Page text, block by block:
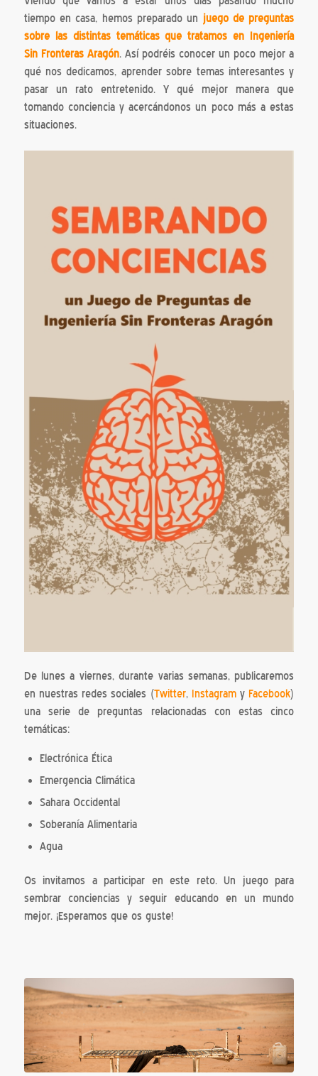
tiempo en casa, hemos preparado un juego de preguntas
sobre las distintas temáticas que tratamos en Ingeniería
Sin Fronteras Aragón. Así podréis conocer un poco mejor a
qué nos dedicamos, aprender sobre temas interesantes y
pasar un rato entretenido. Y qué mejor manera que
tomando conciencia y acercándonos un poco más a estas
situaciones.
De lunes a viernes, durante varias semanas, publicaremos
en nuestras redes sociales (Twitter, Instagramy Facebook)
una serie de preguntas relacionadas con estas cinco
temáticas:
Electrónica Ética
Emergencia Climática
Sahara Occidental
Soberanía Alimentaria
Agua
Os invitamos a participar en este reto. Un juego para
sembrar conciencias y seguir educando en un mundo
mejor. ¡Esperamos que os guste!